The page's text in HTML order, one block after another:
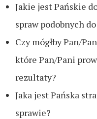
Jakie jest Pańskie
spraw podobnych
Czy mógłby Pan/
które Pan/Pani
rezultaty?
Jaka jest Pańska
sprawie?